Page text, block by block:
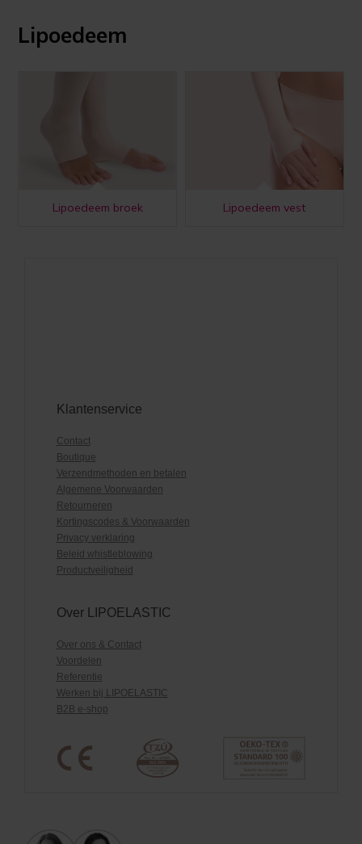
Lipoedeem
Lipoedeem broek Lipoedeem vest
Klantenservice
Contact
Boutique
Verzendmethoden en betalen
Algemene Voorwaarden
Retourneren
Kortingscodes & Voorwaarden
Privacy verklaring
Beleid whistleblowing
Productveiligheid
Over LIPOELASTIC
Over ons & Contact
Voordelen
Referentie
Werken bij LIPOELASTIC
B2B e-shop